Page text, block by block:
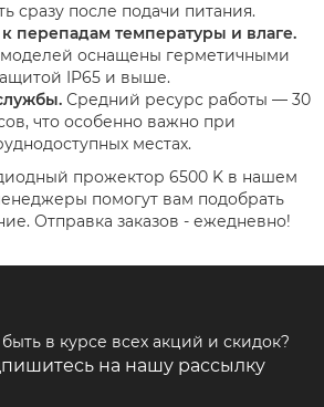
сразу после подачи питания.
к перепадам температуры и влаге.
оснащены герметичными
IP65 и выше.
Средний ресурс работы — 30
что особенно важно при
местах.
прожектор 6500 K в нашем
помогут вам подобрать
Отправка заказов - ежедневно!
в курсе всех акций и скидок?
на нашу рассылку